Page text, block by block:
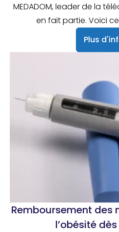
MEDADOM, leader de la
en fait partie. Voici
Plus
Remboursement des
l’obésité